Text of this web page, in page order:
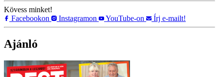
Kövess minket!
Facebookon
Instagramon YouTube-on Írj e-mailt!
Ajánló